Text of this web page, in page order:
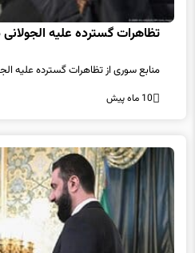
تظاهرات گسترده علیه
منابع سوری از تظاهرات گسترده علیه
10 ماه پیش